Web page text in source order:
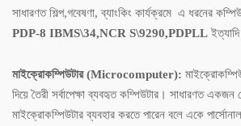
সাধারণত শিল্প,গবেষণা, ব্যাংকিং কার্যক্রমে এ ধরনের
PDP-8 IBMS\34,NCR S\9290,PDPLL
মাইক্রোকম্পিউটার (Microcomputer):
দিয়ে তৈরী সর্বাপেক্ষা ব্যবহৃত কম্পিউটার। সাধারণত
মাইক্রোকম্পিউটার ব্যবহার করতে পারেন বলে একে